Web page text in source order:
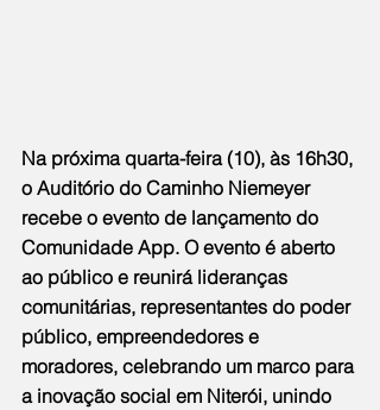
Na próxima quarta-feira (10), às 16h30,
o Auditório do Caminho Niemeyer
recebe o evento de lançamento do
Comunidade App. O evento é aberto
ao público e reunirá lideranças
comunitárias, representantes do poder
público, empreendedores e
moradores, celebrando um marco para
a inovação social em Niterói, unindo